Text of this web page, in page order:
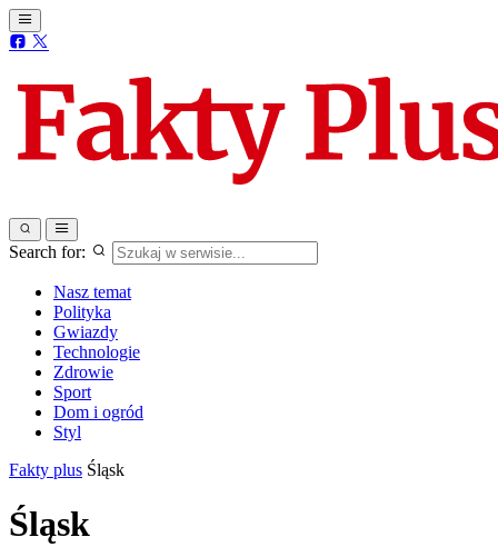
Search for:
Nasz temat
Polityka
Gwiazdy
Technologie
Zdrowie
Sport
Dom i ogród
Styl
Fakty plus Śląsk
Śląsk